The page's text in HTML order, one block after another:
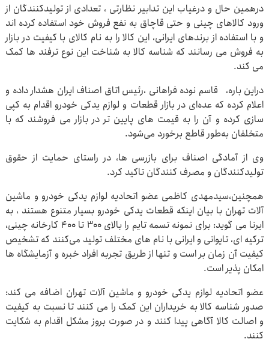
درهمین حال و درغیاب این تدابیر نظارتی ، تعدادی از تولیدکنندگان از
ورود کالاهای چینی و حتی قاچاق به نفع فروش خود استفاده کرده اند
و با استفاده از برندهای ایرانی، این کالا را به نام کالای با کیفیت در بازار
به فروش می رسانند که شناسه کالا به شناخت این نوع ترفند ها کمک
می کند.
دراین باره، قاسم نوده فراهانی ،رئیس اتاق اصناف ایران هشدار داده و
اعلام کرده که عده‌ای در بازار قطعات و لوازم یدکی خودرو اقدام به کپی
سازی کرده و آن را به قیمت های پایین تر در بازار می فروشند که با
متخلفان به‌طور قاطع برخورد می‌شود.
وی از آمادگی اصناف برای بازرسی ها، در راستای حمایت از حقوق
تولیدکنندگان و مصرف کنندگان تاکید کرد.
همچنین،سیدمهدی کاظمی عضو اتحادیه لوازم یدکی خودرو و ماشین
آلات تهران با بیان اینکه قطعات یدکی خودرو بسیار متنوع هستند ، به
ایرنا می گوید: برای نمونه تسمه تایم را بالای ۳۰۰ تا ۴۰۰ کارخانه چینی،
ترکیه ای، تایوانی و ایرانی با نام های مختلف تولید می‌کنند که تشخیص
کیفیت آن زمان بر است و تنها از طریق تجربه افراد خبره و آزمایشگاه ها
امکان پذیر است.
عضو اتحادیه لوازم یدکی خودرو و ماشین آلات تهران اضافه می کند:
صدور شناسه کالا به خریداران این کمک را می کنند تا نسبت به کیفیت
و اصالت کالا آگاهی پیدا کنند و در صورت بروز مشکل اقدام به شکایت
کنند.